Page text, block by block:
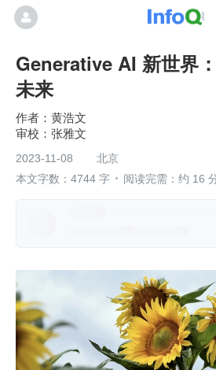
Generative AI 新世界
未来
黄浩文
张雅文
2023-11-08
北京
本文字数：4744 字
阅读完需：约 16